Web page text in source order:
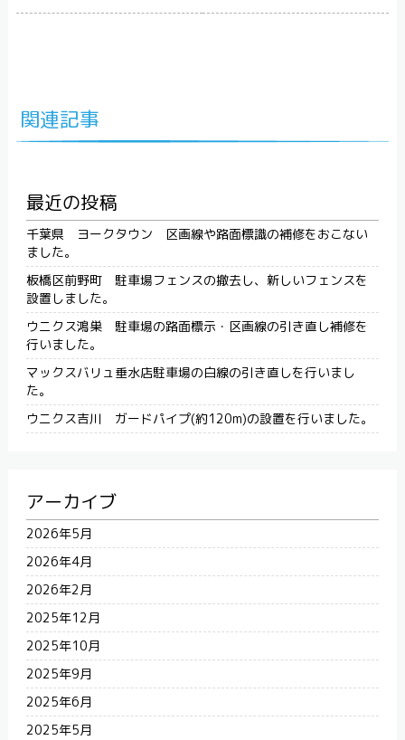
関連記事
最近の投稿
千葉県 ヨークタウン 区画線や路面標識の補修をおこない
ました。
板橋区前野町 駐車場フェンスの撤去し、新しいフェンスを
設置しました。
ウニクス鴻巣 駐車場の路面標示・区画線の引き直し補修を
行いました。
マックスバリュ垂水店駐車場の白線の引き直しを行いまし
た。
ウニクス吉川 ガードパイプ(約120m)の設置を行いました。
アーカイブ
2026年5月
2026年4月
2026年2月
2025年12月
2025年10月
2025年9月
2025年6月
2025年5月